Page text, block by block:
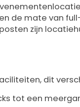
de mate van
zijn
dit
tot een